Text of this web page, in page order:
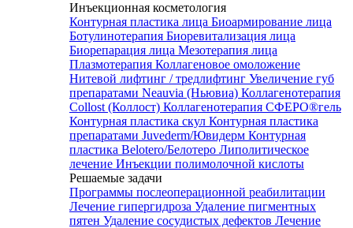
Инъекционная косметология
Контурная пластика лица Биоармирование лица
Ботулинотерапия Биоревитализация лица
Биорепарация лица Мезотерапия лица
Плазмотерапия Коллагеновое омоложение
Нитевой лифтинг / тредлифтинг Увеличение губ
препаратами Neauvia (Ньювиа) Коллагенотерапия
Collost (Коллост) Коллагенотерапия СФЕРО®гель
Контурная пластика скул Контурная пластика
препаратами Juvederm/Ювидерм Контурная
пластика Belotero/Белотеро Липолитическое
лечение Инъекции полимолочной кислоты
Решаемые задачи
Программы послеоперационной реабилитации
Лечение гипергидроза Удаление пигментных
пятен Удаление сосудистых дефектов Лечение